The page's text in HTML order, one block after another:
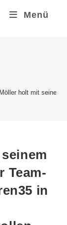
Menü
holt mit seinem
Team-
in